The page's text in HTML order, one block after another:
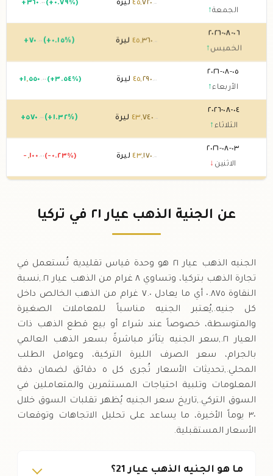
الجمعة↑
٤٥,٧٢٠ .٠٠ ليرة + ٣٦٠ .٠٠ (+٠.٧٩%)
٠٦-٠٨-٢٠٢٦
الخميس ↑
٤٥,٣٦٠ ليرة +٧٠ .٠٠ (+٠.١٥%)
٠٥-٠٨-٢٠٢٦
الأربعاء↑
٤٥,٢٩٠ .٠٠ ليرة +١,٥٥٠ .٠٠ (+٣.٥٤%)
٠٤-٠٨-٢٠٢٦
الثلاثاء ↑
٤٣,٧٤٠ .٠٠ ليرة +٥٧٠ .٠٠ (+١.٣٢%)
٠٣-٠٨-٢٠٢٦
الاثنين ↓
٤٣,١٧٠ .٠٠ ليرة - ,١٠٠ .٠٠ (-٠.٢٣%)
٤٣,٢٦٠.٠٠ ليرة
عن الجنية الذهب عيار ٢١ في تركيا
الجنيه الذهب عيار ٢١ هو وحدة قياس تقليدية تُستعمل في
تجارة الذهب بتركيا، وتساوي ٨ غرام من الذهب عيار ٢١.,نسبة
النقاوة ٠.٨٧٥ أي ما يعادل ٧.٠ غرام من الذهب الخالص داخل
كل جنيه.,يُعتبر الجنيه مناسباً للمعاملات الصغيرة
والمتوسطة، خصوصاً عند شراء أو بيع قطع الذهب ذات
العيار ٢١.,سعر الجنيه يتأثر مباشرةً بسعر الذهب العالمي
بالجرام، سعر الصرف الليرة التركية، وعوامل الطلب
المحلي.,تحديثات الأسعار تُجرى كل ٥ دقائق لضمان دقة
المعلومات وتلبية احتياجات المستثمرين والمتعاملين في
السوق التركي.,تاريخ سعر الجنيه يُظهر تقلبات السوق خلال
٣٠ يوماً الأخيرة، ما يساعد على تحليل الاتجاهات وتوقعات
الأسعار المستقبلية.
ما هو الجنيه الذهب عيار 21؟